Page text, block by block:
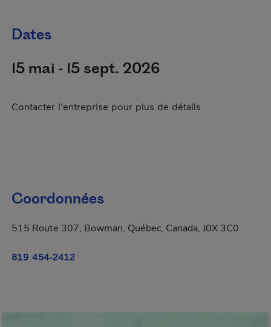
Dates
15 mai - 15 sept. 2026
Contacter l'entreprise pour plus de détails
Coordonnées
515 Route 307, Bowman, Québec, Canada, J0X 3C0
819 454-2412